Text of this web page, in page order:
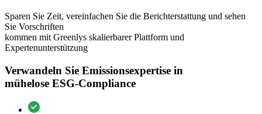
Sparen Sie Zeit, vereinfachen Sie die Berichterstattung und sehen
Sie Vorschriften
kommen mit Greenlys skalierbarer Plattform und
Expertenunterstützung
Verwandeln Sie Emissionsexpertise in
mühelose ESG-Compliance